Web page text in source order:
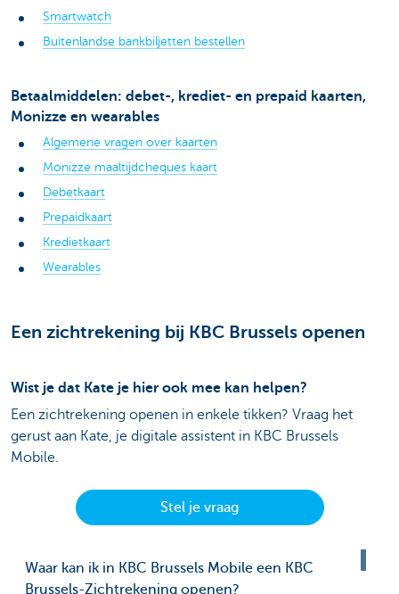
Smartwatch
Buitenlandse bankbiljetten bestellen
Betaalmiddelen: debet-, krediet- en prepaid kaarten,
Monizze en wearables
Algemene vragen over kaarten
Monizze maaltijdcheques kaart
Debetkaart
Prepaidkaart
Kredietkaart
Wearables
Een zichtrekening bij KBC Brussels openen
Wist je dat Kate je hier ook mee kan helpen?
Een zichtrekening openen in enkele tikken? Vraag het
gerust aan Kate, je digitale assistent in KBC Brussels
Mobile.
Stel je vraag
Waar kan ik in KBC Brussels Mobile een KBC
Brussels-Zichtrekening openen?